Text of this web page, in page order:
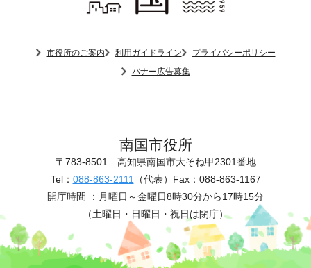
市役所のご案内 利用ガイドライン
プライバシーポリシー
バナー広告募集
南国市役所
〒783-8501 高知県南国市大そね甲2301番地
Tel： 088-863-2111 （代表） Fax：088-863-1167
開庁時間 ： 月曜日～金曜日8時30分から17時15分
（土曜日・日曜日・祝日は閉庁）